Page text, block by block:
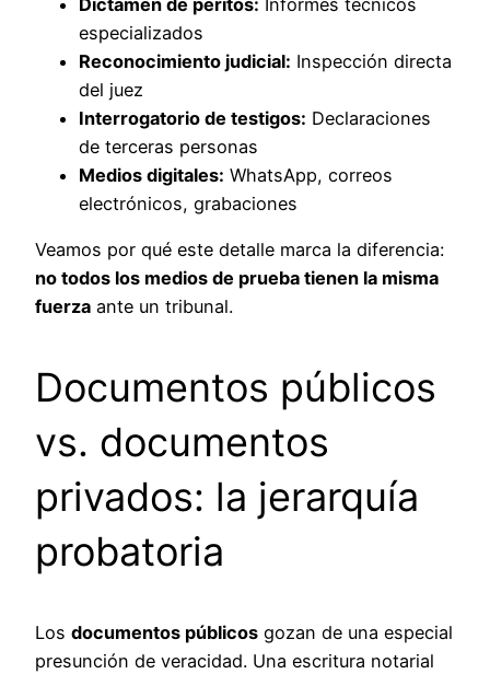
especializados
Reconocimiento judicial: Inspección directa
del juez
Interrogatorio de testigos: Declaraciones
de terceras personas
Medios digitales: WhatsApp, correos
electrónicos, grabaciones
Veamos por qué este detalle marca la diferencia:
no todos los medios de prueba tienen la misma
fuerza ante un tribunal.
Documentos públicos
vs. documentos
privados: la jerarquía
probatoria
Los documentos públicos gozan de una especial
presunción de veracidad. Una escritura notarial